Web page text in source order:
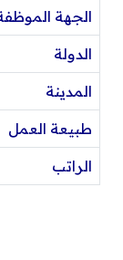
الجهة
الدولة
المدينة
طبيعة العمل
الراتب